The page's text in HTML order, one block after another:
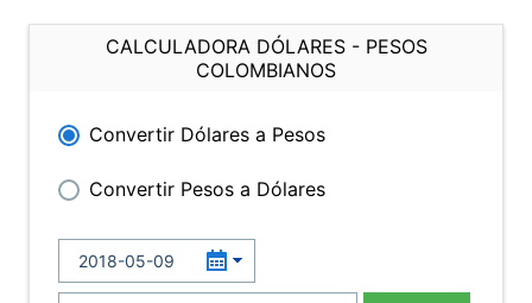
CALCULADORA DÓLARES - PESOS
COLOMBIANOS
Convertir Dólares a Pesos
Convertir Pesos a Dólares